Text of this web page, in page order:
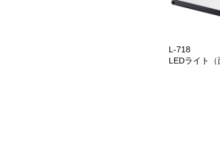
L-718
LEDライト（